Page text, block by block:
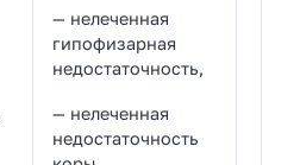
— нелеченная
гипофизарная
недостаточность,
— нелеченная
недостаточность